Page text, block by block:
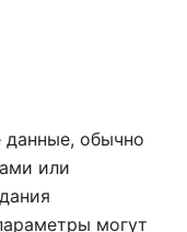
обычно
или
могут